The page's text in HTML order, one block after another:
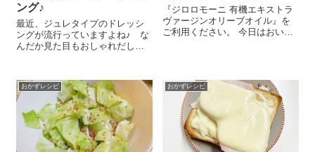
ング♪
最近、ジュレタイプのドレッシ
ングが流行っていますよね♪ な
んだか見た目もおしゃれだし、
てみましたよ～😉 ビックリする
くらい簡単でした＾＾。 鍋に
水 100㏄を入れて、粉寒天
1g...
『ジロロモーニ 有機エキストラ
ヴァージンオリーブオイル』を
ご利用ください。 今日はおいし
ブン焼きはとっても...
おかずレシピ おかずレシピ